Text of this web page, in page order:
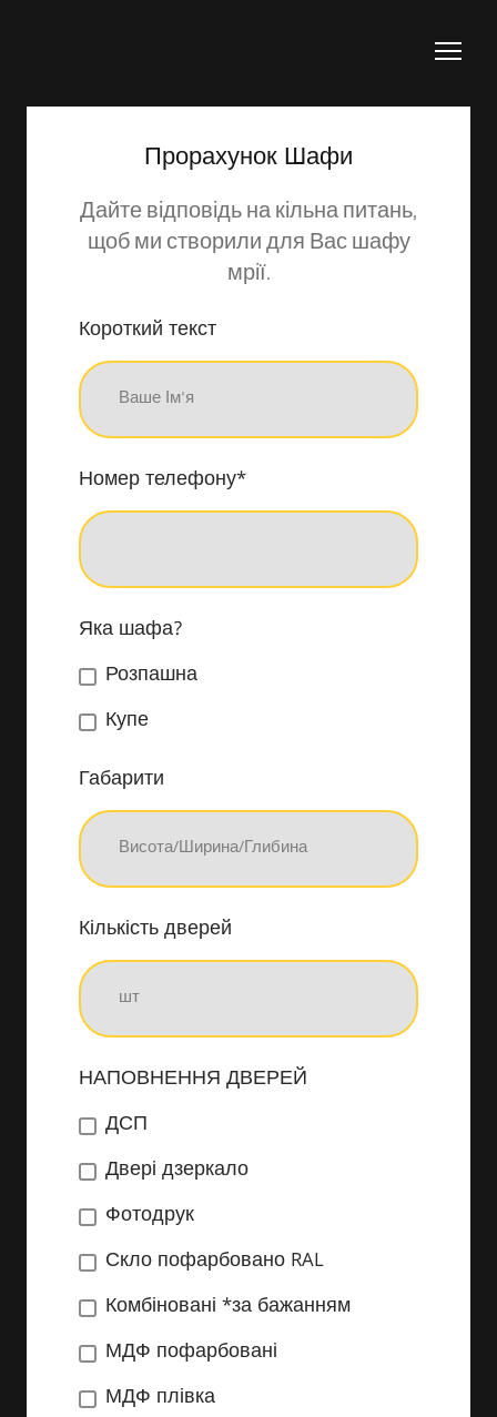
Прорахунок Шафи
Дайте відповідь на кільна питань,
щоб ми створили для Вас шафу
мрії.
Короткий текст
Номер телефону*
Яка шафа?
Розпашна
Купе
Габарити
Кількість дверей
НАПОВНЕННЯ ДВЕРЕЙ
ДСП
Двері дзеркало
Фотодрук
Скло пофарбовано RAL
Комбіновані *за бажанням
МДФ пофарбовані
МДФ плівка